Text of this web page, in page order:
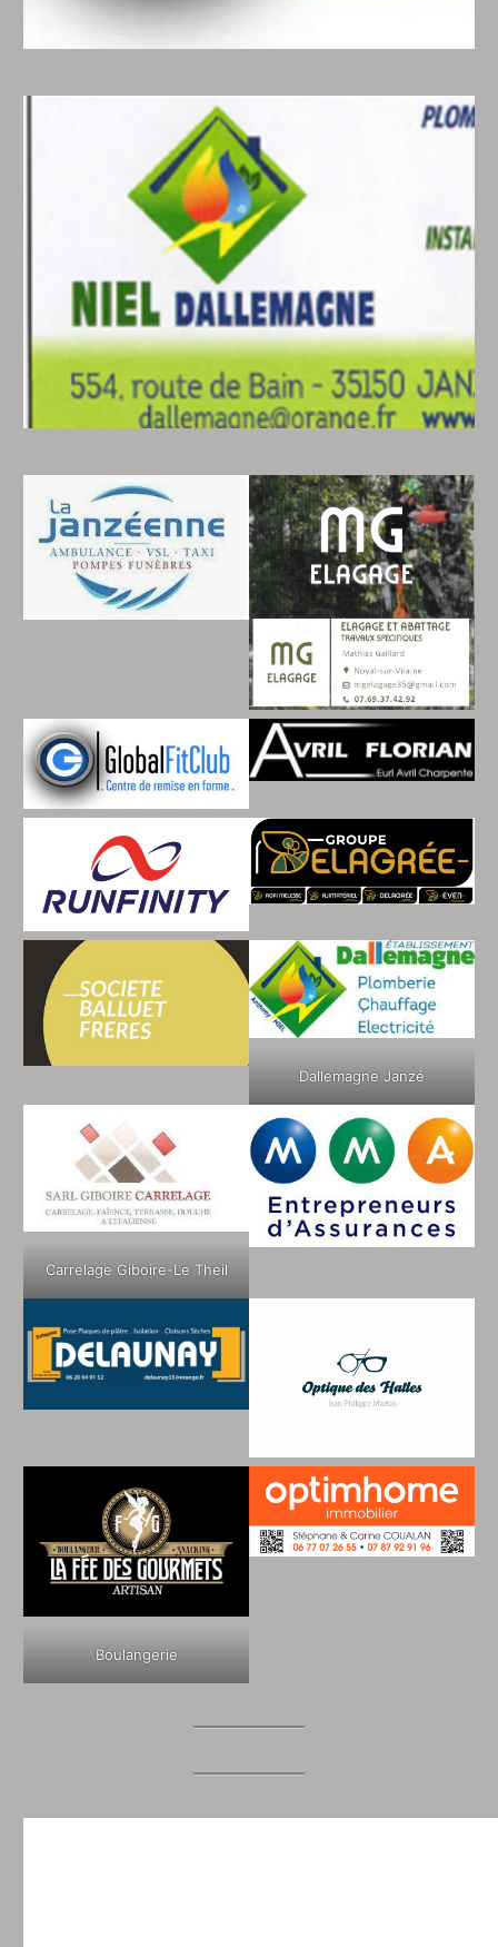
Dallemagne Janzé
Carrelage Giboire-Le Theil
Boulangerie